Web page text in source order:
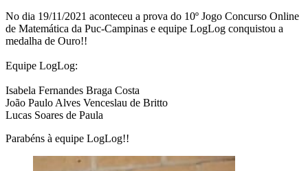
No dia 19/11/2021 aconteceu a prova do 10º Jogo Concurso Online
de Matemática da Puc-Campinas e equipe LogLog conquistou a
medalha de Ouro!!
Equipe LogLog:
Isabela Fernandes Braga Costa
João Paulo Alves Venceslau de Britto
Lucas Soares de Paula
Parabéns à equipe LogLog!!